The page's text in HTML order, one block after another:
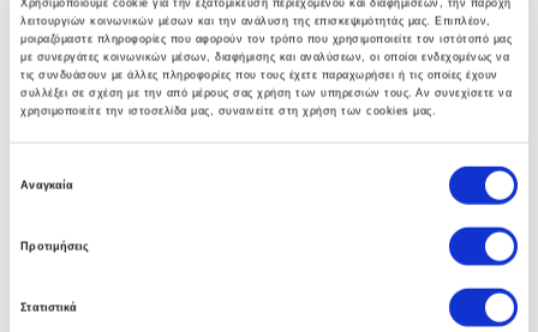
Χρησιμοποιούμε cookie για την εξατομίκευση περιεχομένου και διαφημίσεων, την παροχή
λειτουργιών κοινωνικών μέσων και την ανάλυση της επισκεψιμότητάς μας. Επιπλέον,
μοιραζόμαστε πληροφορίες που αφορούν τον τρόπο που χρησιμοποιείτε τον ιστότοπό μας
με συνεργάτες κοινωνικών μέσων, διαφήμισης και αναλύσεων, οι οποίοι ενδεχομένως να
τις συνδυάσουν με άλλες πληροφορίες που τους έχετε παραχωρήσει ή τις οποίες έχουν
συλλέξει σε σχέση με την από μέρους σας χρήση των υπηρεσιών τους. Αν συνεχίσετε να
χρησιμοποιείτε την ιστοσελίδα μας, συναινείτε στη χρήση των cookies μας.
Αναγκαία
Προτιμήσεις
Στατιστικά
γκάμα υπηρεσιών που βοηθούν στην αναπτύξη
ολοκληρωμένων λύσεων υποδομής.
Η πολυετής εμπειρία των συμβούλων μας στο Soft1
ERP αλλα και άψογη συνεργασία με την SoftOne
εγγυάται στην επιχείρηση σας τα οφέλη απο την